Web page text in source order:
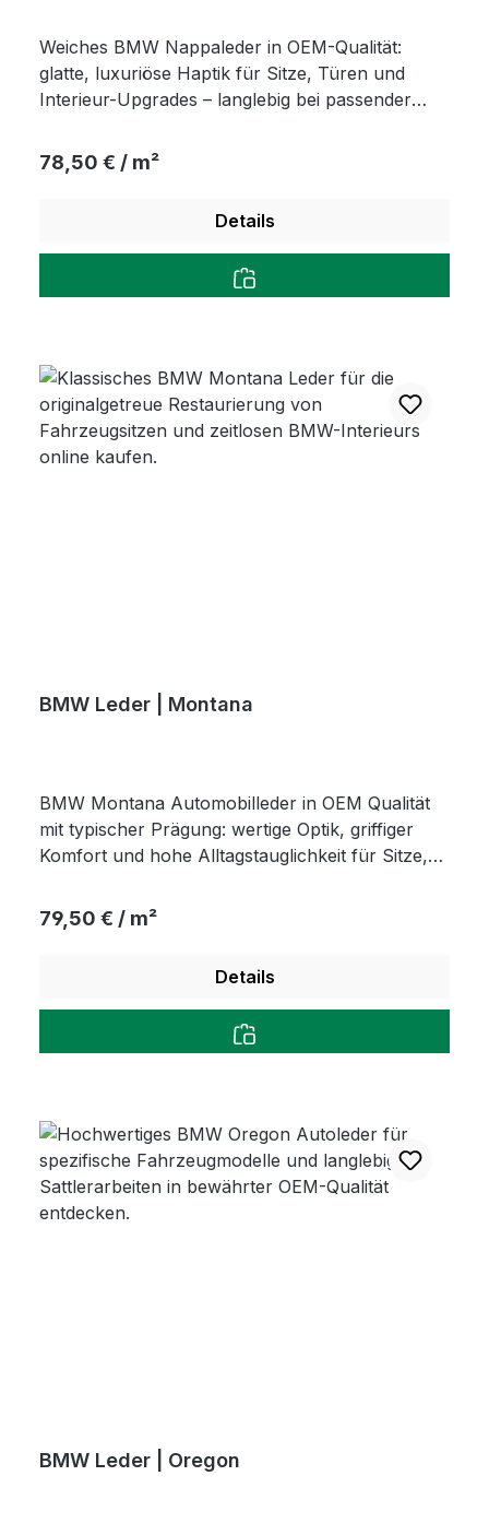
Weiches BMW Nappaleder in OEM-Qualität:
glatte, luxuriöse Haptik für Sitze, Türen und
Interieur-Upgrades – langlebig bei passender
Regulärer Preis:
78,50 € / m²
Details
BMW Leder | Montana
BMW Montana Automobilleder in OEM Qualität
mit typischer Prägung: wertige Optik, griffiger
Komfort und hohe Alltagstauglichkeit für Sitze,
Regulärer Preis:
79,50 € / m²
Details
BMW Leder | Oregon